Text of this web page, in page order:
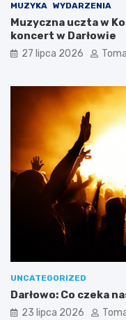
MUZYKA WYDARZENIA
Muzyczna uczta w
koncert w Darłowie
27 lipca 2026
UNCATEGORIZED
Darłowo: Co czeka
23 lipca 2026